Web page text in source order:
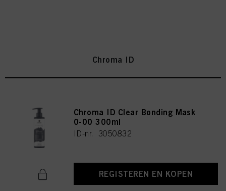
Chroma ID
Chroma ID Clear Bonding Mask
0-00 300ml
ID-nr. 3050832
REGISTEREN EN KOPEN